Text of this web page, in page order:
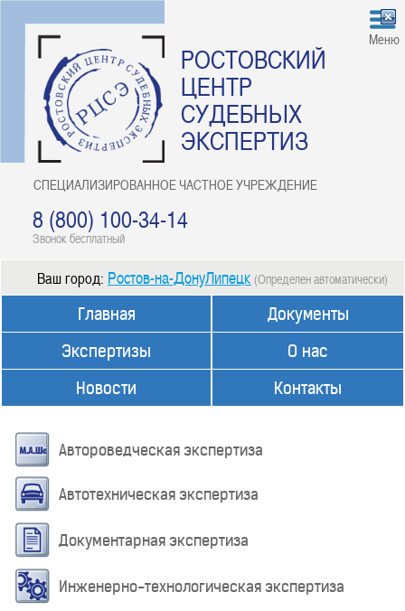
РОСТОВСКИЙ
ЦЕНТР
СУДЕБНЫХ
ЭКСПЕРТИЗ
СПЕЦИАЛИЗИРОВАННОЕ ЧАСТНОЕ УЧРЕЖДЕНИЕ
8 (800) 100-34-14
Звонок бесплатный
Меню
Ваш город: Ростов-на-ДонуЛипецк (Определен автоматически)
Главная
Экспертизы
Новости
Документы
О нас
Контакты
Автороведческая экспертиза
Автотехническая экспертиза
Документарная экспертиза
Инженерно-технологическая экспертиза